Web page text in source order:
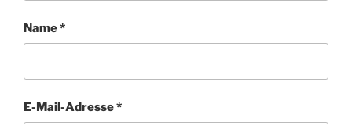
Name*
E-Mail-Adresse*